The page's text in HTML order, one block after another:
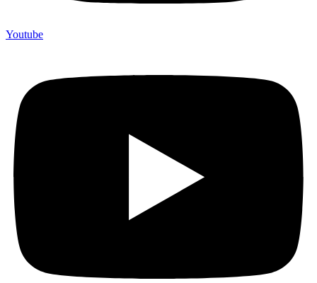
Youtube